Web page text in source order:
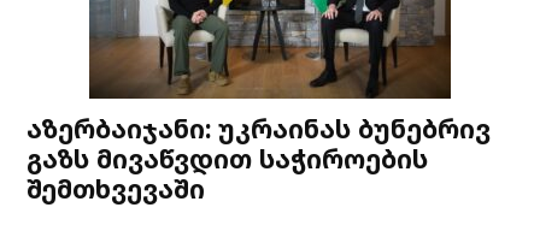
აზერბაიჯანი: უკრაინას ბუნებრივ
გაზს მივაწვდით საჭიროების
შემთხვევაში